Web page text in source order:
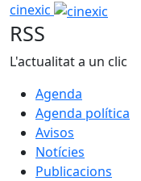
cinexic
RSS
L'actualitat a un clic
Agenda
Agenda política
Avisos
Notícies
Publicacions